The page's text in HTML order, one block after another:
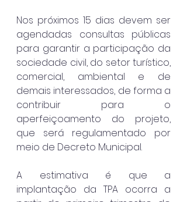
Nos próximos 15 dias devem ser
agendadas consultas públicas
para garantir a participação da
sociedade civil, do setor turístico,
comercial, ambiental e de
demais interessados, de forma a
contribuir para o
aperfeiçoamento do projeto,
que será regulamentado por
meio de Decreto Municipal.
A estimativa é que a
implantação da TPA ocorra a